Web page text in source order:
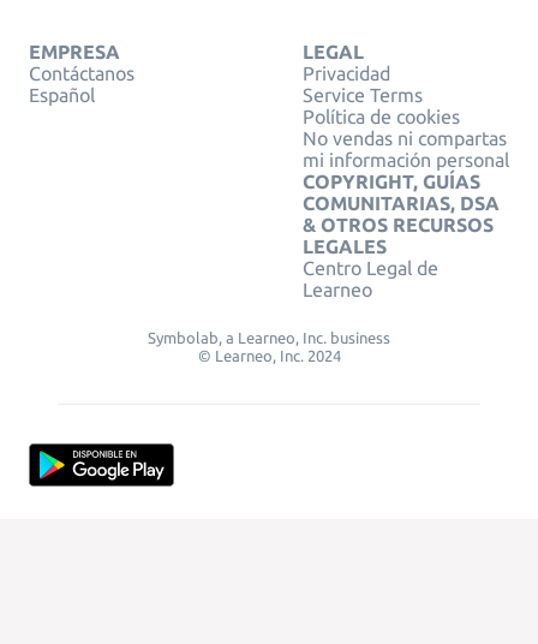
EMPRESA
Contáctanos
Español
LEGAL
Privacidad
Service Terms
Política de cookies
No vendas ni compartas
mi información personal
COPYRIGHT, GUÍAS
COMUNITARIAS, DSA
& OTROS RECURSOS
LEGALES
Centro Legal de
Learneo
Symbolab, a Learneo, Inc. business
© Learneo, Inc. 2024